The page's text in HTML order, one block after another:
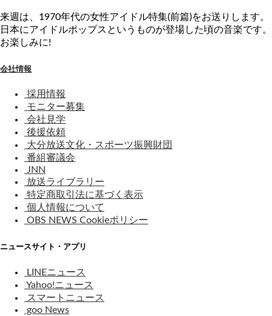
来週は、1970年代の女性アイドル特集(前篇)をお送りします。
日本にアイドルポップスというものが登場した頃の音楽です。
お楽しみに!
会社情報
採用情報
モニター募集
会社見学
後援依頼
大分放送文化・スポーツ振興財団
番組審議会
JNN
放送ライブラリー
特定商取引法に基づく表示
個人情報について
OBS NEWS Cookieポリシー
ニュースサイト・アプリ
LINEニュース
Yahoo!ニュース
スマートニュース
goo News